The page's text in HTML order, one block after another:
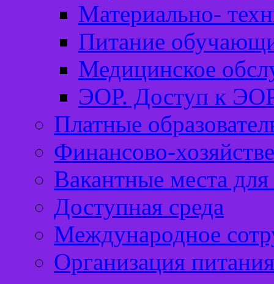
Материально-
Питание
Медицинское
ЭОР. Доступ к
Платные
Финансово-
Вакантные места
Доступная среда
Международное
Организация